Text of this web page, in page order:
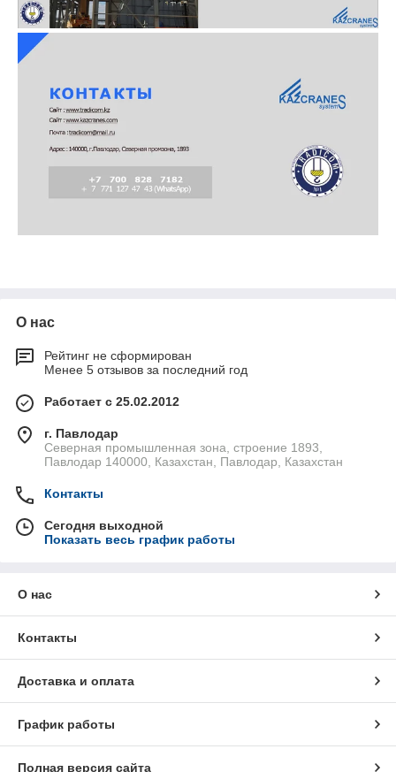
О нас
Рейтинг не сформирован
Менее 5 отзывов за последний год
Работает с 25.02.2012
г. Павлодар
Северная промышленная зона, строение 1893,
Павлодар 140000, Казахстан, Павлодар, Казахстан
Контакты
Сегодня выходной
Показать весь график работы
О нас
Контакты
Доставка и оплата
График работы
Полная версия сайта